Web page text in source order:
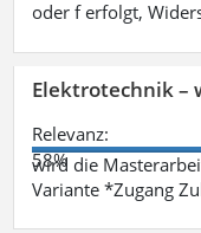
oder f erfolgt,
Elektrotechnik –
Relevanz:
58%
wird die
Variante *Zugang